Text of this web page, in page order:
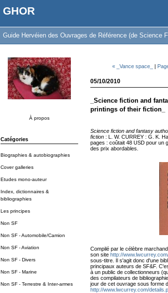
GHOR
Guide Hervéien des Ouvrages de Référence (de Science
À propos
Catégories
Biographies & autobiographies
Cover galleries
Etudes mono-auteur
Index, dictionnaires &
bibliographies
Les principes
Non SF
Non SF - Automobile/Camion
Non SF - Aviation
Non SF - Divers
Non SF - Marine
Non SF - Terrestre & Inter-armes
« _Vance space_ |
05/10/2010
_Science fiction and
printings of their fiction_
Science fiction and fantasy
fiction: L. W. CURREY : G. K.
pages : coûtait 48 USD pour un
des prix abordables.
Compilé par le célèbre
son site http://
sous-titre. Il s'agit donc d'une
principaux auteurs de SF&F.
à un public de collectionneurs
des compilateurs de
jour de cet ouvrage sous forme
http://www.lwcurrey.com/